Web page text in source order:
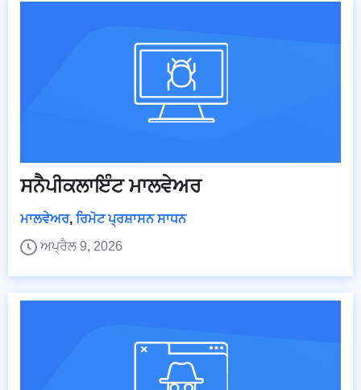
ਸਨੈਪੀਕਲਾਇੰਟ ਮਾਲਵੇਅਰ
ਮਾਲਵੇਅਰ, ਰਿਮੋਟ ਪ੍ਰਸ਼ਾਸਨ ਸਾਧਨ
ਅਪ੍ਰੈਲ 9, 2026